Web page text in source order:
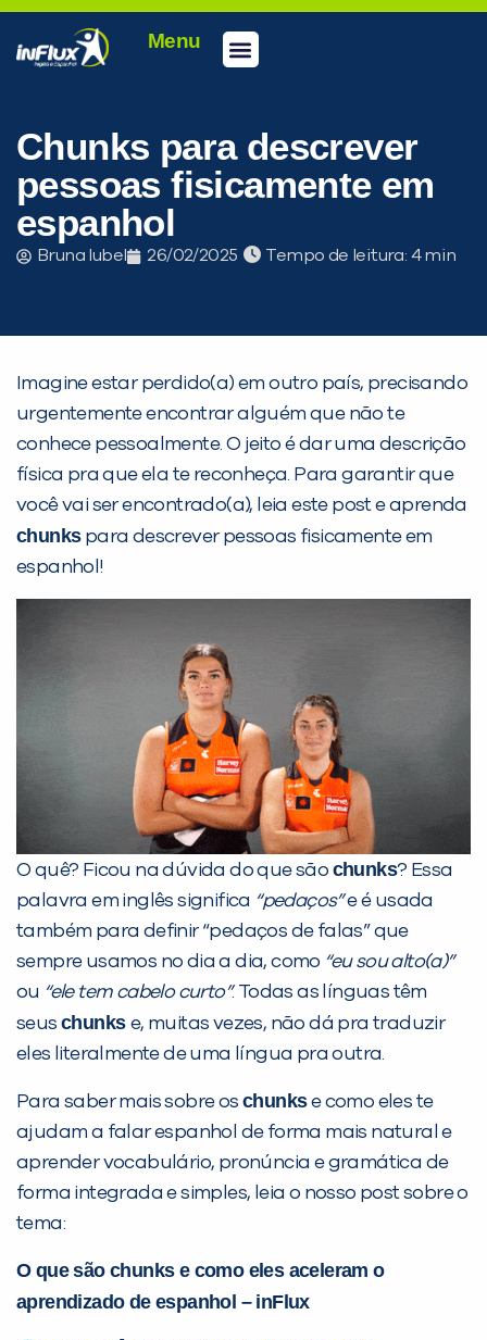
Menu
Chunks para descrever
pessoas fisicamente em
espanhol
Bruna Iubel 26/02/2025 Tempo de leitura:
Imagine estar perdido(a) em outro país, precisando
urgentemente encontrar alguém que não te
conhece pessoalmente. O jeito é dar uma descrição
física pra que ela te reconheça. Para garantir que
você vai ser encontrado(a), leia este post e aprenda
chunkspara descrever pessoas fisicamente em
espanhol!
O quê? Ficou na dúvida do que são chunks? Essa
palavra em inglês significa “pedaços”e é usada
também para definir “pedaços de falas” que
sempre usamos no dia a dia, como “eu sou alto(a)”
ou “ele tem cabelo curto”. Todas as línguas têm
seus chunks e, muitas vezes, não dá pra traduzir
eles literalmente de uma língua pra outra.
Para saber mais sobre os chunkse como eles te
ajudam a falar espanhol de forma mais natural e
aprender vocabulário, pronúncia e gramática de
forma integrada e simples, leia o nosso post sobre o
tema:
O que são chunks e como eles aceleram o
aprendizado de espanhol – inFlux
PEÇA UMA DEMONSTRAÇÃO DE MÉTODO
Desculpe!
Não encontramos nenhuma unidade